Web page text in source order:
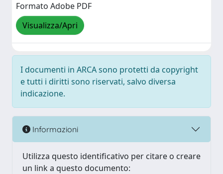
Formato Adobe PDF
Visualizza/Apri
I documenti in ARCA sono protetti da copyright
e tutti i diritti sono riservati, salvo diversa
indicazione.
Informazioni
Utilizza questo identificativo per citare o creare
un link a questo documento: